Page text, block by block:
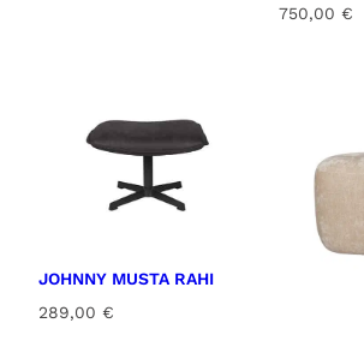
750,00 €
JOHNNY MUSTA RAHI
289,00 €